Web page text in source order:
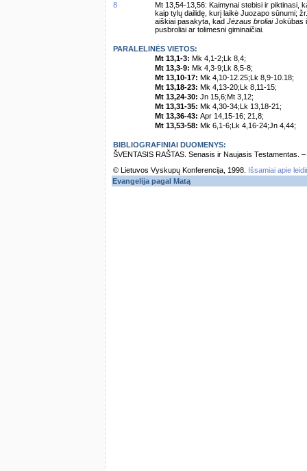
8
Mt 13,54-13,56: Kaimynai stebisi ir piktinasi,
kaip tylų dailidę, kurį laikė Juozapo sūnumi;
aiškiai pasakyta, kad Jėzaus broliaiJokūbas
pusbroliai ar tolimesni giminaičiai.
PARALELINĖS VIETOS:
Mt 13,1-3: Mk 4,1-2;Lk 8,4;
Mt 13,3-9: Mk 4,3-9;Lk 8,5-8;
Mt 13,10-17: Mk 4,10-12.25;Lk 8,9-10.18;
Mt 13,18-23: Mk 4,13-20;Lk 8,11-15;
Mt 13,24-30: Jn 15,6;Mt 3,12;
Mt 13,31-35: Mk 4,30-34;Lk 13,18-21;
Mt 13,36-43: Apr 14,15-16; 21,8;
Mt 13,53-58: Mk 6,1-6;Lk 4,16-24;Jn 4,44;
BIBLIOGRAFINIAI DUOMENYS:
ŠVENTASIS RAŠTAS. Senasis ir Naujasis Testamentas.
© Lietuvos Vyskupų Konferencija, 1998.
Išsamiai apie
Evangelija pagal Matą